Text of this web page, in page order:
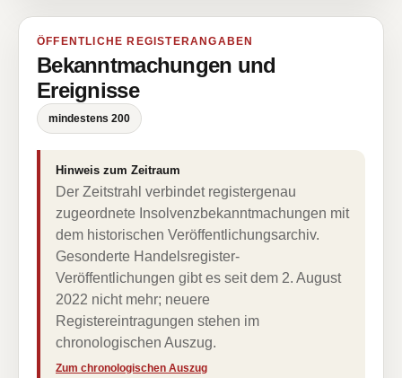
ÖFFENTLICHE REGISTERANGABEN
Bekanntmachungen und
Ereignisse
mindestens 200
Hinweis zum Zeitraum
Der Zeitstrahl verbindet registergenau
zugeordnete Insolvenzbekanntmachungen mit
dem historischen Veröffentlichungsarchiv.
Gesonderte Handelsregister-
Veröffentlichungen gibt es seit dem 2. August
2022 nicht mehr; neuere
Registereintragungen stehen im
chronologischen Auszug.
Zum chronologischen Auszug